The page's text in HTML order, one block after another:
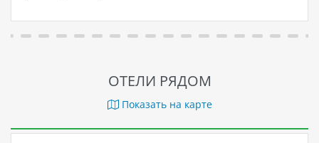
ОТЕЛИ РЯДОМ
Показать на карте